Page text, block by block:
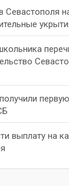
Севастополя
первую
выплату на